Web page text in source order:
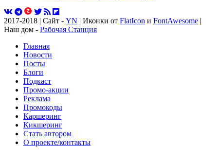
2017-2018 | Сайт - YN | Иконки от FlatIcon и FontAwesome |
Наш дом - Рабочая Станция
Главная
Новости
Посты
Блоги
Подкаст
Промо-акции
Реклама
Промокоды
Каршеринг
Кикшеринг
Стать автором
О проекте/контакты